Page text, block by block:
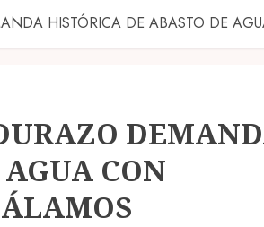
HISTÓRICA DE ABASTO DE
CON